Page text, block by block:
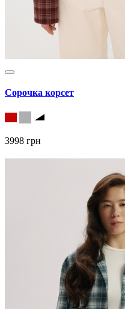
Сорочка корсет
3998 грн